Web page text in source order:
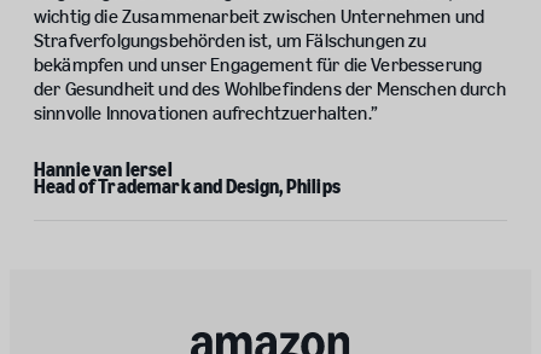
wichtig die Zusammenarbeit zwischen Unternehmen und
Strafverfolgungsbehörden ist, um Fälschungen zu
bekämpfen und unser Engagement für die Verbesserung
der Gesundheit und des Wohlbefindens der Menschen durch
sinnvolle Innovationen aufrechtzuerhalten.”
Hannie van Iersel
Head of Trademark and Design, Philips